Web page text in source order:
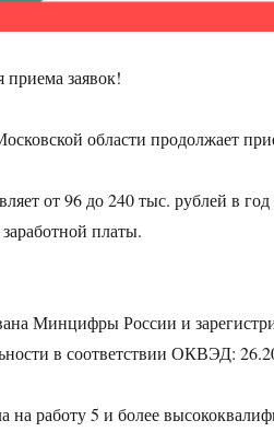
приема заявок!
области продолжает
от 96 до 240 тыс. рублей в
платы.
Минцифры России и
в соответствии ОКВЭД:
работу 5 и более